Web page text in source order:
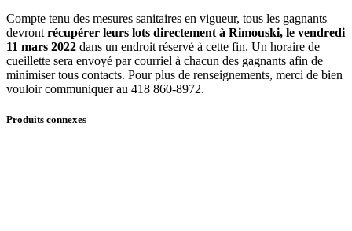
Compte tenu des mesures sanitaires en vigueur, tous les gagnants
devront récupérer leurs lots directement à Rimouski, le vendredi
11 mars 2022 dans un endroit réservé à cette fin. Un horaire de
cueillette sera envoyé par courriel à chacun des gagnants afin de
minimiser tous contacts. Pour plus de renseignements, merci de bien
vouloir communiquer au 418 860-8972.
Produits connexes